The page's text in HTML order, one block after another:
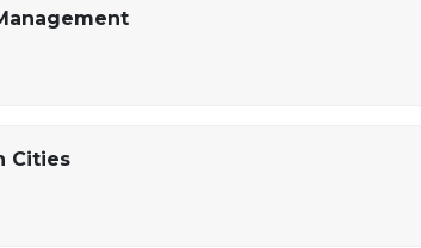
Cities